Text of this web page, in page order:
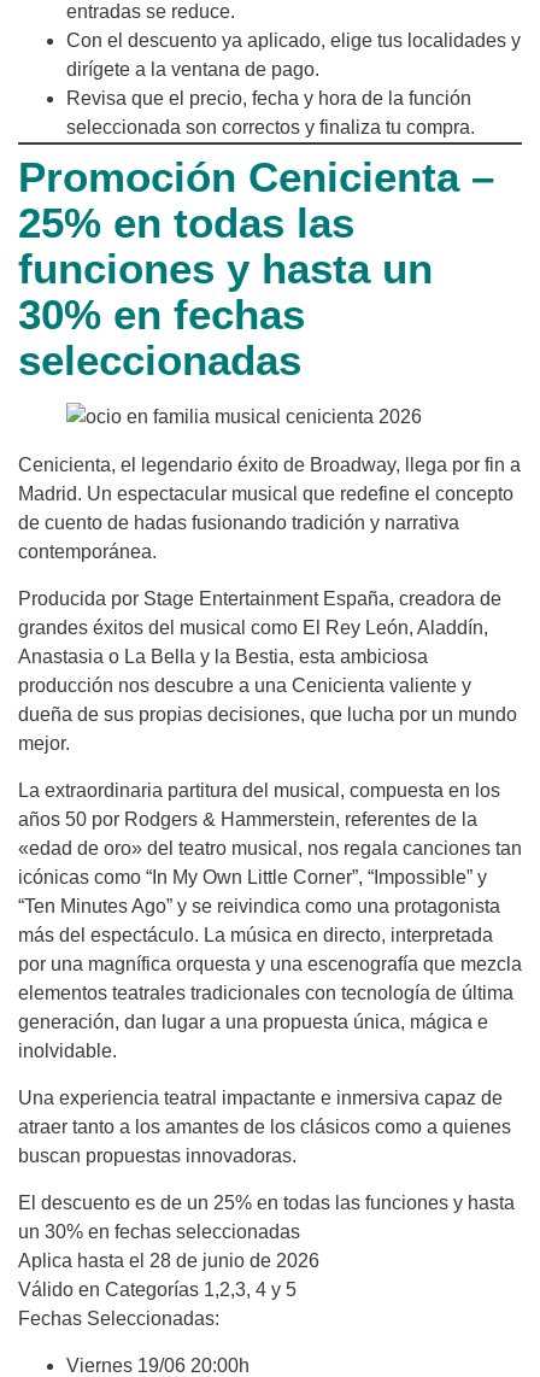
entradas se reduce.
Con el descuento ya aplicado, elige tus localidades y
dirígete a la ventana de pago.
Revisa que el precio, fecha y hora de la función
seleccionada son correctos y finaliza tu compra.
Promoción Cenicienta –
25% en todas las
funciones y hasta un
30% en fechas
seleccionadas
Cenicienta, el legendario éxito de Broadway, llega por fin a
Madrid. Un espectacular musical que redefine el concepto
de cuento de hadas fusionando tradición y narrativa
contemporánea.
Producida por Stage Entertainment España, creadora de
grandes éxitos del musical como El Rey León, Aladdín,
Anastasia o La Bella y la Bestia, esta ambiciosa
producción nos descubre a una Cenicienta valiente y
dueña de sus propias decisiones, que lucha por un mundo
mejor.
La extraordinaria partitura del musical, compuesta en los
años 50 por Rodgers & Hammerstein, referentes de la
«edad de oro» del teatro musical, nos regala canciones tan
icónicas como “In My Own Little Corner”, “Impossible” y
“Ten Minutes Ago” y se reivindica como una protagonista
más del espectáculo. La música en directo, interpretada
por una magnífica orquesta y una escenografía que mezcla
elementos teatrales tradicionales con tecnología de última
generación, dan lugar a una propuesta única, mágica e
inolvidable.
Una experiencia teatral impactante e inmersiva capaz de
atraer tanto a los amantes de los clásicos como a quienes
buscan propuestas innovadoras.
El descuento es de un 25% en todas las funciones y hasta
un 30% en fechas seleccionadas
Aplica hasta el 28 de junio de 2026
Válido en Categorías 1,2,3, 4 y 5
Fechas Seleccionadas:
Viernes 19/06 20:00h